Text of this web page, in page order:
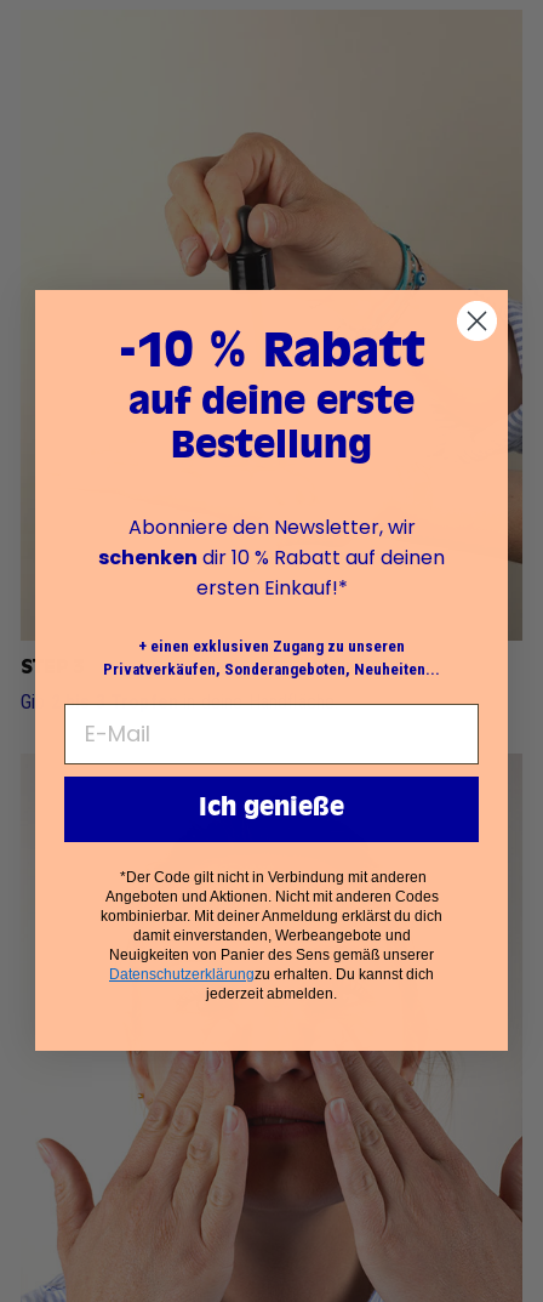
STEP 3
Gib 2 bis 3 Tropfenin deine Handfläche.
-10 % Rabatt
auf deine erste
Bestellung
Abonniere den Newsletter, wir
schenken dir 10 % Rabatt auf deinen
ersten Einkauf!*
+ einen exklusiven Zugang zu unseren
Privatverkäufen, Sonderangeboten, Neuheiten...
Ich genieße
*Der Code gilt nicht in Verbindung mit anderen
Angeboten und Aktionen. Nicht mit anderen Codes
kombinierbar. Mit deiner Anmeldung erklärst du dich
damit einverstanden, Werbeangebote und
Neuigkeiten von Panier des Sens gemäß unserer
Datenschutzerklärungzu erhalten. Du kannst dich
jederzeit abmelden.